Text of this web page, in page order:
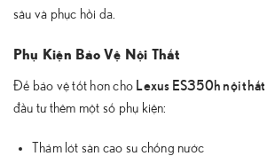
sâu và phục hồi da.
Phụ Kiện Bảo Vệ Nội Thất
Để bảo vệ tốt hơn cho Lexus ES350h nội
đầu tư thêm một số phụ kiện:
Thảm lót sàn cao su chống nước